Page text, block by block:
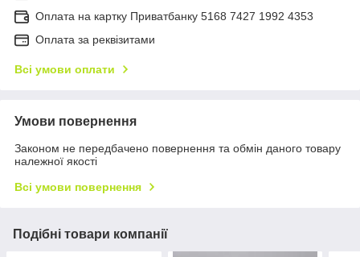
Оплата на картку Приватбанку 5168 7427 1992 4353
Оплата за реквізитами
Всі умови оплати
Умови повернення
Законом не передбачено повернення та обмін даного товару
належної якості
Всі умови повернення
Подібні товари компанії